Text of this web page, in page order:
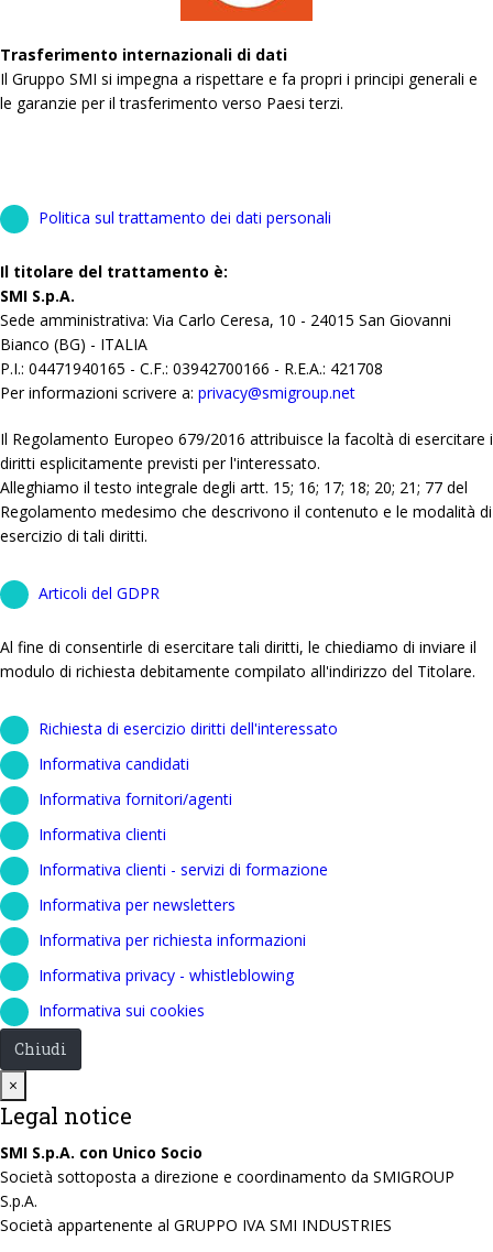
Trasferimento internazionali di dati
Il Gruppo SMI si impegna a rispettare e fa propri i principi generali e
le garanzie per il trasferimento verso Paesi terzi.
Politica sul trattamento dei dati personali
Il titolare del trattamento è:
SMI S.p.A.
Sede amministrativa: Via Carlo Ceresa, 10 - 24015 San Giovanni
Bianco (BG) - ITALIA
P.I.: 04471940165 - C.F.: 03942700166 - R.E.A.: 421708
Per informazioni scrivere a: privacy@smigroup.net
Il Regolamento Europeo 679/2016 attribuisce la facoltà di esercitare i
diritti esplicitamente previsti per l'interessato.
Alleghiamo il testo integrale degli artt. 15; 16; 17; 18; 20; 21; 77 del
Regolamento medesimo che descrivono il contenuto e le modalità di
esercizio di tali diritti.
Articoli del GDPR
Al fine di consentirle di esercitare tali diritti, le chiediamo di inviare il
modulo di richiesta debitamente compilato all'indirizzo del Titolare.
Richiesta di esercizio diritti dell'interessato
Informativa candidati
Informativa fornitori/agenti
Informativa clienti
Informativa clienti - servizi di formazione
Informativa per newsletters
Informativa per richiesta informazioni
Informativa privacy - whistleblowing
Informativa sui cookies
Chiudi
×
Legal notice
SMI S.p.A. con Unico Socio
Società sottoposta a direzione e coordinamento da SMIGROUP
S.p.A.
Società appartenente al GRUPPO IVA SMI INDUSTRIES